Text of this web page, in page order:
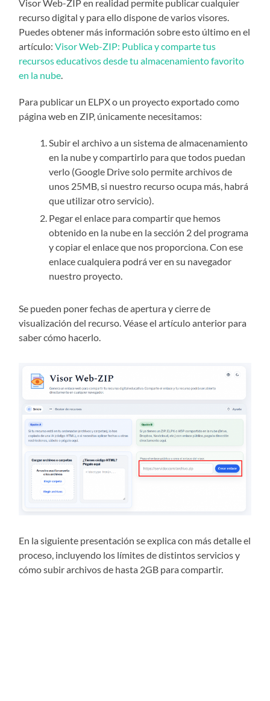
Visor Web-ZIP en realidad permite publicar cualquier
recurso digital y para ello dispone de varios visores.
Puedes obtener más información sobre esto último en el
artículo:Visor Web-ZIP: Publica y comparte tus
recursos educativos desde tu almacenamiento favorito
en la nube.
Para publicar un ELPX o un proyecto exportado como
página web en ZIP, únicamente necesitamos:
Subir el archivo a un sistema de almacenamiento
en la nube y compartirlo para que todos puedan
verlo (Google Drive solo permite archivos de
unos 25MB, si nuestro recurso ocupa más, habrá
que utilizar otro servicio).
Pegar el enlace para compartir que hemos
obtenido en la nube en la sección 2 del programa
y copiar el enlace que nos proporciona. Con ese
enlace cualquiera podrá ver en su navegador
nuestro proyecto.
Se pueden poner fechas de apertura y cierre de
visualización del recurso. Véase el artículo anterior para
saber cómo hacerlo.
En la siguiente presentación se explica con más detalle el
proceso, incluyendo los límites de distintos servicios y
cómo subir archivos de hasta 2GB para compartir.